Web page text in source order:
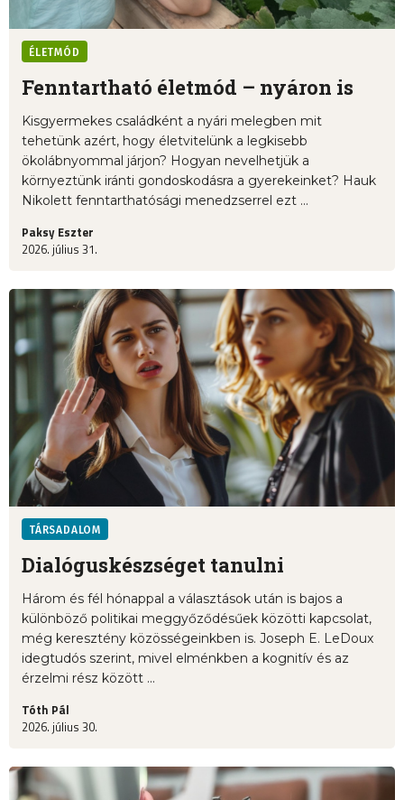
ÉLETMÓD
Fenntartható életmód – nyáron is
Kisgyermekes családként a nyári melegben mit
tehetünk azért, hogy életvitelünk a legkisebb
ökolábnyommal járjon? Hogyan nevelhetjük a
környeztünk iránti gondoskodásra a gyerekeinket? Hauk
Nikolett fenntarthatósági menedzserrel ezt ...
Paksy Eszter
2026. július 31.
TÁRSADALOM
Dialóguskészséget tanulni
Három és fél hónappal a választások után is bajos a
különböző politikai meggyőződésűek közötti kapcsolat,
még keresztény közösségeinkben is. Joseph E. LeDoux
idegtudós szerint, mivel elménkben a kognitív és az
érzelmi rész között ...
Tóth Pál
2026. július 30.